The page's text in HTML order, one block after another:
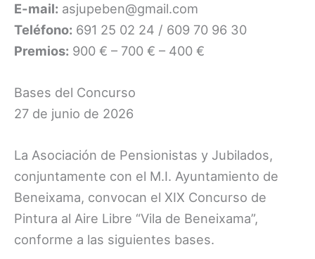
E-mail: asjupeben@gmail.com
Teléfono: 691 25 02 24 / 609 70 96 30
Premios: 900 € – 700 € – 400 €
Bases del Concurso
27 de junio de 2026
La Asociación de Pensionistas y Jubilados,
conjuntamente con el M.I. Ayuntamiento de
Beneixama, convocan el XIX Concurso de
Pintura al Aire Libre “Vila de Beneixama”,
conforme a las siguientes bases.